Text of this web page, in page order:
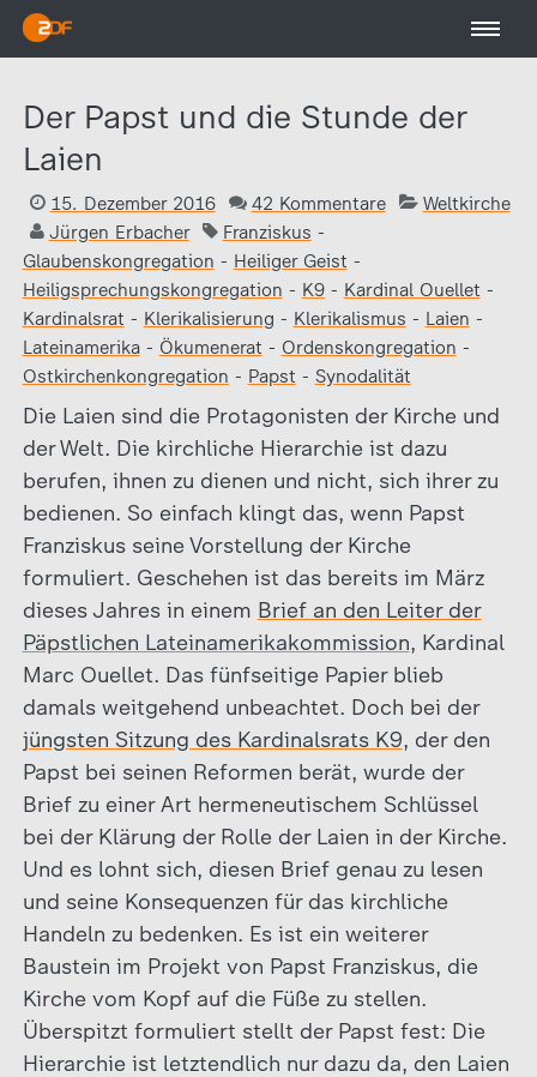
Der Papst und die Stunde der
Laien
15. Dezember 2016 42 Kommentare
Weltkirche
Jürgen Erbacher
Franziskus -
Glaubenskongregation - Heiliger Geist -
Heiligsprechungskongregation - K9- Kardinal Ouellet -
Kardinalsrat - Klerikalisierung - Klerikalismus - Laien -
Lateinamerika- Ökumenerat - Ordenskongregation -
Ostkirchenkongregation - Papst - Synodalität
Die Laien sind die Protagonisten der Kirche und
der Welt. Die kirchliche Hierarchie ist dazu
berufen, ihnen zu dienen und nicht, sich ihrer zu
bedienen. So einfach klingt das, wenn Papst
Franziskus seine Vorstellung der Kirche
formuliert. Geschehen ist das bereits im März
dieses Jahres in einem Brief an den Leiter der
Päpstlichen Lateinamerikakommission, Kardinal
Marc Ouellet. Das fünfseitige Papier blieb
damals weitgehend unbeachtet. Doch bei der
jüngsten Sitzung des Kardinalsrats K9, der den
Papst bei seinen Reformen berät, wurde der
Brief zu einer Art hermeneutischem Schlüssel
bei der Klärung der Rolle der Laien in der Kirche.
Und es lohnt sich, diesen Brief genau zu lesen
und seine Konsequenzen für das kirchliche
Handeln zu bedenken. Es ist ein weiterer
Baustein im Projekt von Papst Franziskus, die
Kirche vom Kopf auf die Füße zu stellen.
Überspitzt formuliert stellt der Papst fest: Die
Hierarchie ist letztendlich nur dazu da, den Laien